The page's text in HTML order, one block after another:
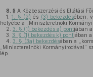
8. § A Közbeszerzési és Ellátási
1.
1. § (2) és (3) bekezdésében,
helyébe a „Miniszterelnöki
2. 3. § (1) bekezdés a) pontjában
3. 3. § (1) bekezdés k) pontjában a
4. 3. § (3a) bekezdésében a
„Miniszterelnöki Kormányirodával”
lép.